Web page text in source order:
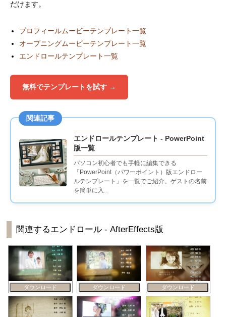
だけます。
プロフィールムービーテンプレート一覧
オープニングムービーテンプレート一覧
エンドロールテンプレート一覧
無料でテンプレートを試す →
関連記事
エンドロールテンプレート - PowerPoint
版一覧
パソコン初心者でも手軽に編集できる
「PowerPoint（パワーポイント）版エンドロー
ルテンプレート」を一覧でご紹介。ゲストの名前
を簡単に入...
関連するエンドロール - AfterEffects版
ダウンロード ダウンロード ダウンロード